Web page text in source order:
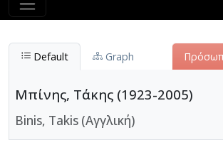
Default Graph
Μπίνης, Τάκης (1923-2005)
Binis, Takis (Αγγλική)